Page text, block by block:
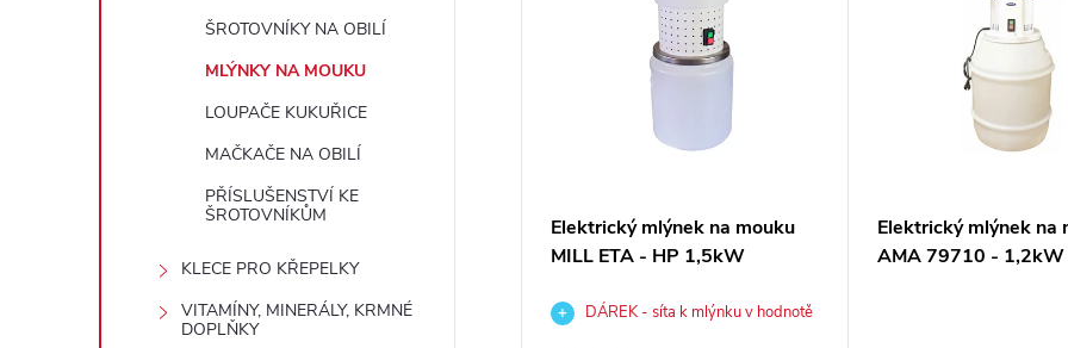
ŠROTOVNÍKY NA OBILÍ
MLÝNKY NA MOUKU
LOUPAČE KUKUŘICE
MAČKAČE NA OBILÍ
PŘÍSLUŠENSTVÍ KE
ŠROTOVNÍKŮM
KLECE PRO KŘEPELKY
VITAMÍNY, MINERÁLY, KRMNÉ
DOPLŇKY
Elektrický mlýnek na mouku
MILL ETA - HP 1,5kW
DÁREK - síta k mlýnku v hodnotě
Elektrický mlýnek na
AMA 79710 - 1,2kW